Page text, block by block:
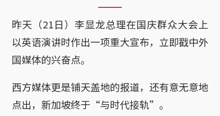
昨天（21日）李显龙总理在国庆群众大会上
以英语演讲时作出一项重大宣布，立即戳中外
国媒体的兴奋点。
西方媒体更是铺天盖地的报道，还有意无意地
点出，新加坡终于“与时代接轨”。